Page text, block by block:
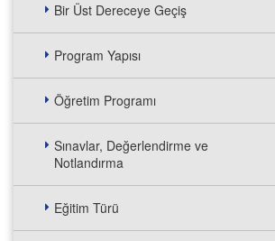
Bir Üst Dereceye Geçiş
Program Yapısı
Öğretim Programı
Sınavlar, Değerlendirme ve
Notlandırma
Eğitim Türü